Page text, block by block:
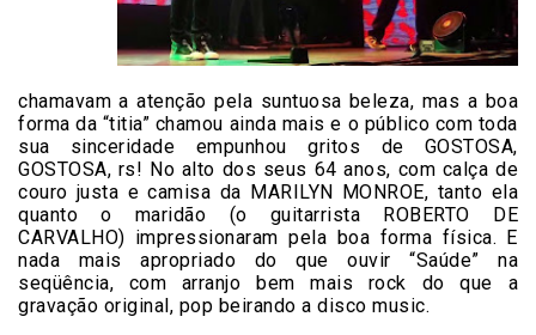
chamavam a atenção pela suntuosa beleza, mas a boa
forma da “titia” chamou ainda mais e o público com toda
sua sinceridade empunhou gritos de GOSTOSA,
GOSTOSA, rs! No alto dos seus 64 anos, com calça de
couro justa e camisa da MARILYN MONROE, tanto ela
quanto o maridão (o guitarrista ROBERTO DE
CARVALHO) impressionaram pela boa forma física. E
nada mais apropriado do que ouvir “Saúde” na
seqüência, com arranjo bem mais rock do que a
gravação original, pop beirando a disco music.